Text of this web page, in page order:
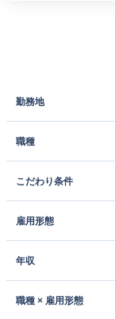
勤務地
職種
こだわり条件
雇用形態
年収
職種 × 雇用形態